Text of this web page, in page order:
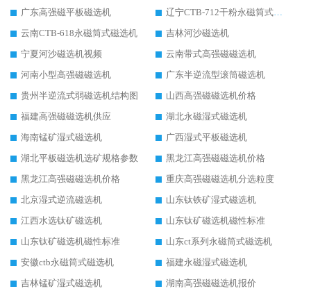
广东高强磁平板磁选机
辽宁CTB-712干粉永磁筒式磁选机
云南CTB-618永磁筒式磁选机
吉林河沙磁选机
宁夏河沙磁选机视频
云南带式高强磁磁选机
河南小型高强磁磁选机
广东半逆流型滚筒磁选机
贵州半逆流式弱磁选机结构图
山西高强磁磁选机价格
福建高强磁磁选机供应
湖北永磁湿式磁选机
海南锰矿湿式磁选机
广西湿式平板磁选机
湖北平板磁选机选矿规格参数
黑龙江高强磁磁选机价格
黑龙江高强磁磁选机价格
重庆高强磁磁选机分选粒度
北京湿式逆流磁选机
山东钛铁矿湿式磁选机
江西水选钛矿磁选机
山东钛矿磁选机磁性标准
山东钛矿磁选机磁性标准
山东ct系列永磁筒式磁选机
安徽ctb永磁筒式磁选机
福建永磁湿式磁选机
吉林锰矿湿式磁选机
湖南高强磁磁选机报价